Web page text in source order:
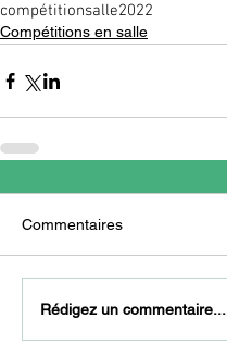
compétitionsalle2022
Compétitions en salle
Commentaires
Rédigez un commentaire...